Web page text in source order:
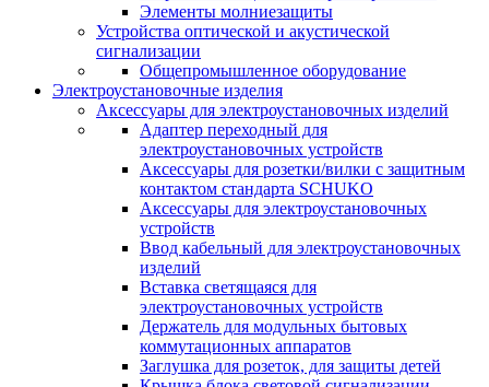
Элементы молниезащиты
Устройства оптической и акустической
сигнализации
Общепромышленное оборудование
Электроустановочные изделия
Аксессуары для электроустановочных изделий
Адаптер переходный для
электроустановочных устройств
Аксессуары для розетки/вилки с защитным
контактом стандарта SCHUKO
Аксессуары для электроустановочных
устройств
Ввод кабельный для электроустановочных
изделий
Вставка светящаяся для
электроустановочных устройств
Держатель для модульных бытовых
коммутационных аппаратов
Заглушка для розеток, для защиты детей